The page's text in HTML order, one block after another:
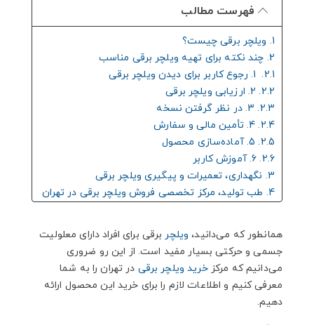
فهرست مطالب
1. ویلچر برقی چیست؟
2. چند نکته برای تهیه ویلچر برقی مناسب
2.1. 1. رجوع کاربر برای دیدن ویلچر برقی
2.2. 2. ارزیابی ویلچر برقی
2.3. 3. در نظر گرفتن نسخه
2.4. 4. تأمین مالی و سفارش
2.5. 5. آماده‌سازی محصول
2.6. 6. آموزش کاربر
3. نگهداری، تعمیرات و پیگیری ویلچر برقی
4. طب تولید، مرکز تخصصی فروش ویلچر برقی در تهران
همانطور که می‌دانید، ویلچر برقی برای افراد دارای معلولیت
جسمی و حرکتی بسیار مفید است. از این رو ضروری
می‌دانیم که مرکزخرید ویلچر برقی در تهران را به شما
معرفی کنیم و اطلاعات لازم را برای خرید این محصول ارائه
دهیم.